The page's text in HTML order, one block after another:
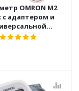
OMRON M2
с адаптером и
Автомат